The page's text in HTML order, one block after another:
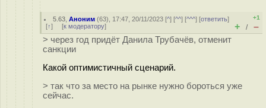
5.63 ,Аноним (63), 17:47, 20/11/2023 [^] [^^] [^^^] [ответить]
[↑] [к модератору]
+1
+ / –
> через год придёт Данила Трубачёв, отменит
санкции
Какой оптимистичный сценарий.
> так что за место на рынке нужно бороться уже
сейчас.